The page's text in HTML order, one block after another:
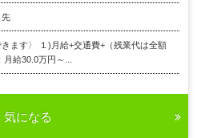
先
きます〉 １)月給+交通費+（残業代は全額
給30.0万円～...
気になる